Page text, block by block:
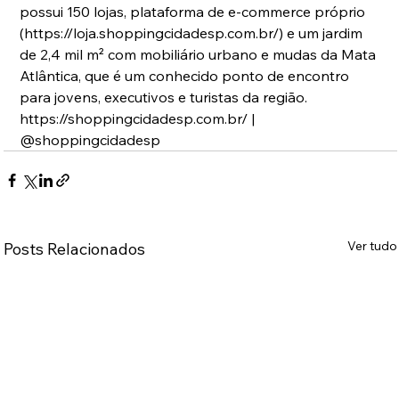
possui 150 lojas, plataforma de e-commerce próprio
(https://loja.shoppingcidadesp.com.br/) e um jardim
de 2,4 mil m² com mobiliário urbano e mudas da Mata
Atlântica, que é um conhecido ponto de encontro
para jovens, executivos e turistas da região.
https://shoppingcidadesp.com.br/ |
@shoppingcidadesp
Posts Relacionados Ver tudo